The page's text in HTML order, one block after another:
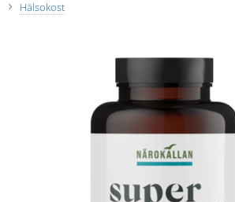
Hälsokost